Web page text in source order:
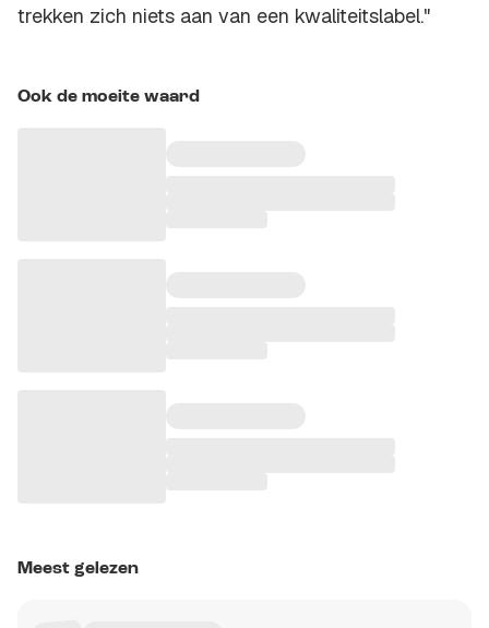
trekken zich niets aan van een kwaliteitslabel."
Ook de moeite waard
Meest gelezen